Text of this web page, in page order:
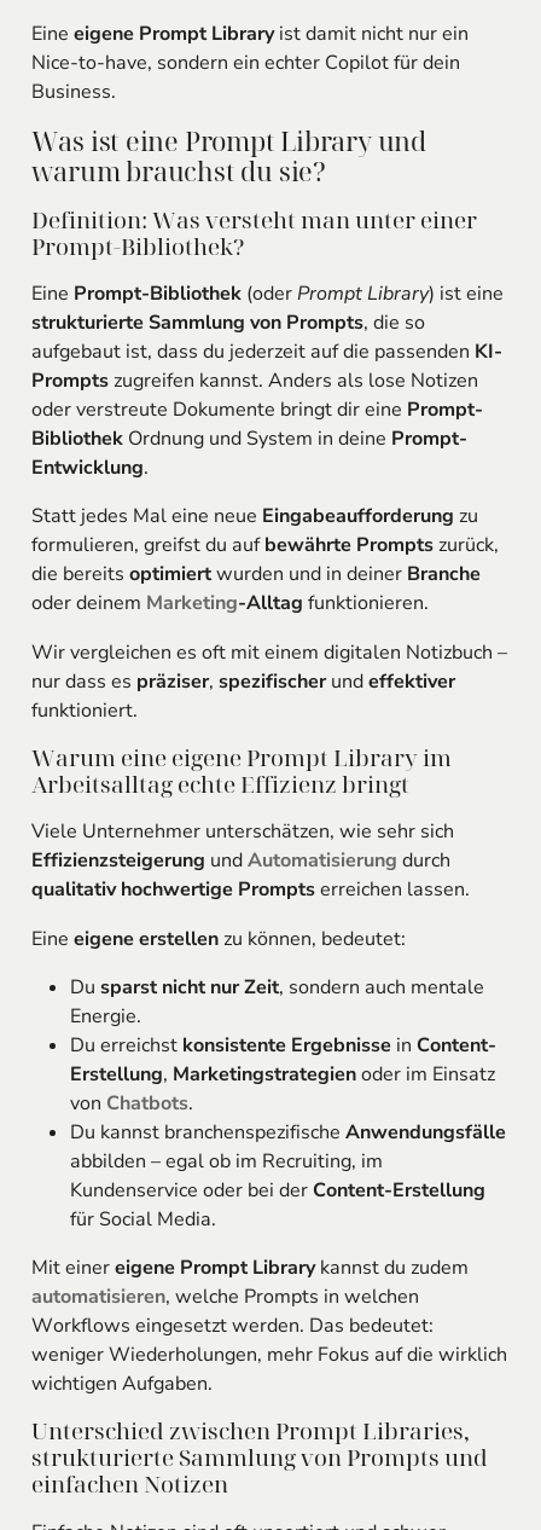
Eine eigene Prompt Libraryist damit nicht nur ein
Nice-to-have, sondern ein echter Copilot für dein
Business.
Was ist eine Prompt Library und
warum brauchst du sie?
Definition: Was versteht man unter einer
Prompt-Bibliothek?
Eine Prompt-Bibliothek(oderPrompt Library) ist eine
strukturierte Sammlung von Prompts, die so
aufgebaut ist, dass du jederzeit auf die passenden KI-
Promptszugreifen kannst. Anders als lose Notizen
oder verstreute Dokumente bringt dir eine Prompt-
BibliothekOrdnung und System in deine Prompt-
Entwicklung.
Statt jedes Mal eine neue Eingabeaufforderung zu
formulieren, greifst du aufbewährte Promptszurück,
die bereits optimiertwurden und in deiner Branche
oder deinem Marketing-Alltag funktionieren.
Wir vergleichen es oft mit einem digitalen Notizbuch –
nur dass es präziser, spezifischerundeffektiver
funktioniert.
Warum eine eigene Prompt Library im
Arbeitsalltag echte Effizienz bringt
Viele Unternehmer unterschätzen, wie sehr sich
Effizienzsteigerung undAutomatisierung durch
qualitativ hochwertige Promptserreichen lassen.
Eine eigene erstellenzu können, bedeutet:
Du sparst nicht nur Zeit, sondern auch mentale
Energie.
Du erreichst konsistente Ergebnissein Content-
Erstellung, Marketingstrategienoder im Einsatz
von Chatbots.
Du kannst branchenspezifische Anwendungsfälle
abbilden – egal ob im Recruiting, im
Kundenservice oder bei der Content-Erstellung
für Social Media.
Mit einereigene Prompt Librarykannst du zudem
automatisieren, welche Prompts in welchen
Workflows eingesetzt werden. Das bedeutet:
weniger Wiederholungen, mehr Fokus auf die wirklich
wichtigen Aufgaben.
Unterschied zwischen Prompt Libraries,
strukturierte Sammlung von Prompts und
einfachen Notizen